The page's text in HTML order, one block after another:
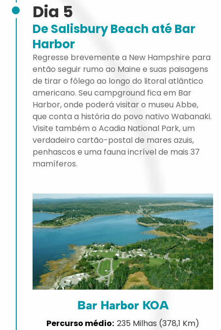
Dia 5
De Salisbury Beach até Bar
Harbor
Regresse brevemente a New Hampshire para
então seguir rumo ao Maine e suas paisagens
de tirar o fôlego ao longo do litoral atlântico
americano. Seu campground fica em Bar
Harbor, onde poderá visitar o museu Abbe,
que conta a história do povo nativo Wabanaki.
Visite também o Acadia National Park, um
verdadeiro cartão-postal de mares azuis,
penhascos e uma fauna incrível de mais 37
mamíferos.
Bar Harbor KOA
235 Milhas (378,1 Km)